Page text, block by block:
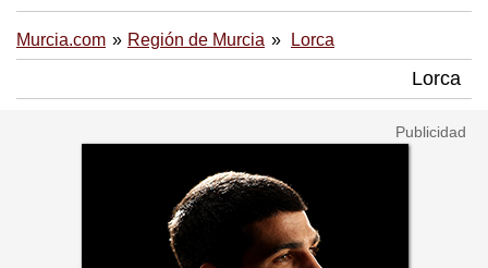
Murcia.com Región de Murcia Lorca
Lorca